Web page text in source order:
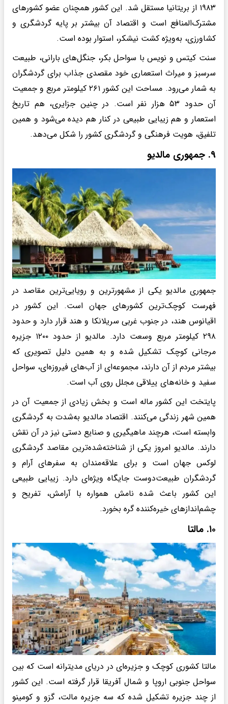
۱۹۸۳ از بریتانیا مستقل شد. این کشور همچنان عضو کشورهای
مشترک‌المنافع است و اقتصاد آن بیشتر بر پایه گردشگری و
کشاورزی، به‌ویژه کشت نیشکر، استوار بوده است.
سنت کیتس و نویس با سواحل بکر، جنگل‌های بارانی، طبیعت
سرسبز و میراث استعماری خود مقصدی جذاب برای گردشگران
به شمار می‌رود. مساحت این کشور ۲۶۱ کیلومتر مربع و جمعیت
آن حدود ۵۳ هزار نفر است. در چنین جزایری، هم تاریخ
استعمار و هم زیبایی طبیعی در کنار هم دیده می‌شود و همین
تلفیق، هویت فرهنگی و گردشگری کشور را شکل می‌دهد.
۹. جمهوری مالدیو
جمهوری مالدیو یکی از مشهورترین و رویایی‌ترین مقاصد در
فهرست کوچک‌ترین کشورهای جهان است. این کشور در
اقیانوس هند، در جنوب غربی سریلانکا و هند قرار دارد و حدود
۲۹۸ کیلومتر مربع وسعت دارد. مالدیو از حدود ۱۲۰۰ جزیره
مرجانی کوچک تشکیل شده و به همین دلیل تصویری که
بیشتر مردم از آن دارند، مجموعه‌ای از آب‌های فیروزه‌ای، سواحل
سفید و خانه‌های ییلاقی مجلل روی آب است.
پایتخت این کشور ماله است و بخش زیادی از جمعیت آن در
همین شهر زندگی می‌کنند. اقتصاد مالدیو به‌شدت به گردشگری
وابسته است، هرچند ماهیگیری و صنایع دستی نیز در آن نقش
دارند. مالدیو امروز یکی از شناخته‌شده‌ترین مقاصد گردشگری
لوکس جهان است و برای علاقه‌مندان به سفرهای آرام و
گردشگران طبیعت‌دوست جایگاه ویژه‌ای دارد. زیبایی طبیعی
این کشور باعث شده نامش همواره با آرامش، تفریح و
چشم‌اندازهای خیره‌کننده گره بخورد.
۱۰. مالتا
مالتا کشوری کوچک و جزیره‌ای در دریای مدیترانه است که بین
سواحل جنوبی اروپا و شمال آفریقا قرار گرفته است. این کشور
از چند جزیره تشکیل شده که سه جزیره مالت، گزو و کومینو